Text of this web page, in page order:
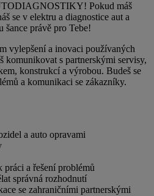
Pokud máš
se v elektru a diagnostice aut a
šance právě pro Tebe!
vylepšení a inovaci používaných
komunikovat s partnerskými servisy,
konstrukcí a výrobou. Budeš se
a komunikaci se zákazníky.
a auto opravami
a řešení problémů
správná rozhodnutí
se zahraničními partnerskými